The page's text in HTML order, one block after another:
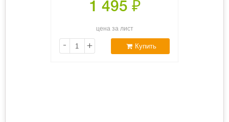
1 495 ₽
цена за лист
- + Купить